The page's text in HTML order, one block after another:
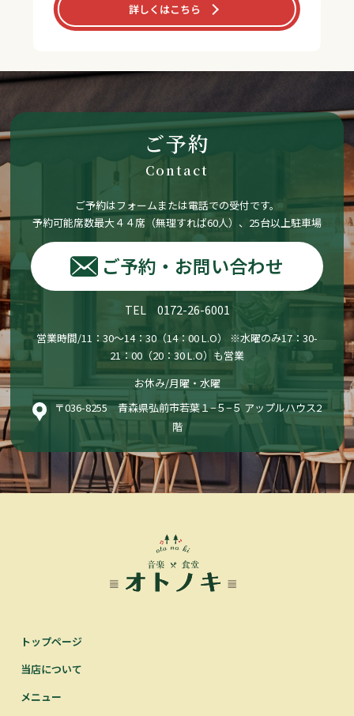
詳しくはこちら
ご予約
Contact
ご予約はフォームまたは電話での受付です。
予約可能席数最大４４席（無理すれば60人）、25台以上駐車場
ご予約・お問い合わせ
TEL 0172-26-6001
営業時間/11：30〜14：30（14：00 L.O） ※水曜のみ17：30-
21：00（20：30 L.O）も営業
お休み/月曜・水曜
〒036-8255 青森県弘前市若葉１−５−５ アップルハウス2
階
トップページ
当店について
メニュー